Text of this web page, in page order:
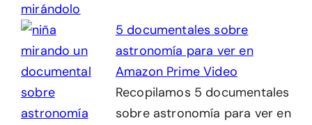
5 documentales sobre
astronomía para ver en
Amazon Prime Video
Recopilamos 5 documentales
sobre astronomía para ver en